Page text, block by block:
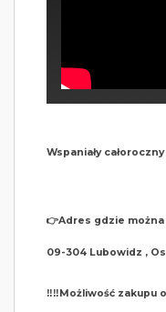
Wspaniały
👉Adres gdzie
09-304 Lubowidz ,
‼️‼️Możliwość zakupu